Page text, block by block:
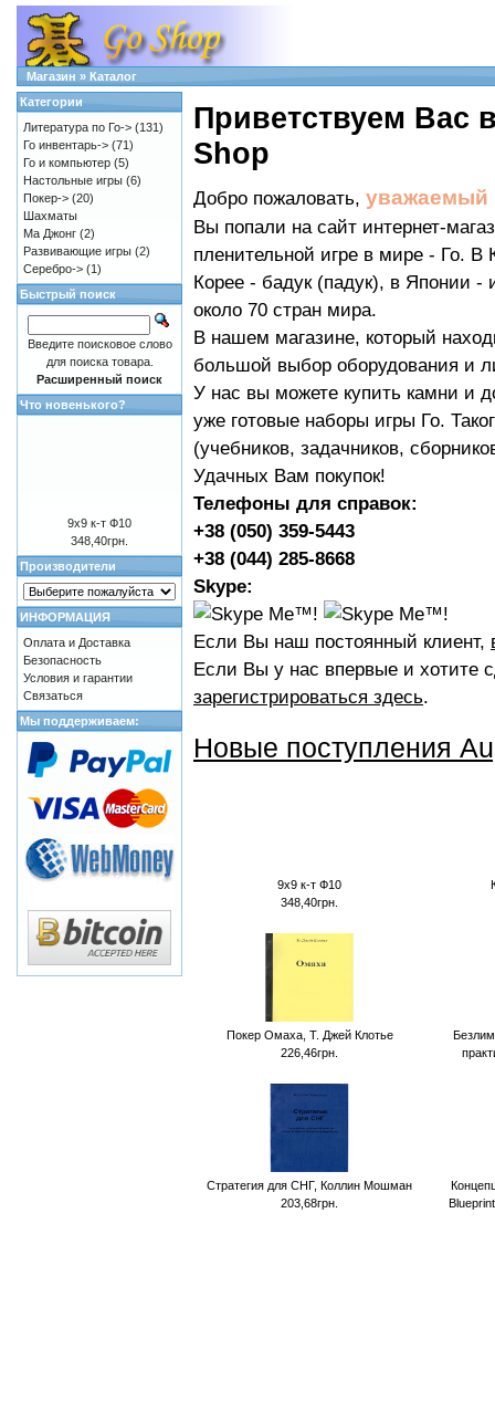
Магазин » Каталог
Приветствуем Вас
Shop
Добро пожаловать, уважаемый
Вы попали на сайт интернет-
пленительной игре в мире - Го. В
Корее - бадук (падук), в Японии -
около 70 стран мира.
В нашем магазине, который
большой выбор оборудования и
У нас вы можете купить камни и
уже готовые наборы игры Го.
(учебников, задачников,
Удачных Вам покупок!
Телефоны для справок:
+38 (050) 359-5443
+38 (044) 285-8668
Skype:
Если Вы наш постоянный клиент,
Если Вы у нас впервые и хотите
зарегистрироваться здесь.
Новые поступления
9х9 к-т Ф10
348,40грн.
Покер Омаха, Т. Джей Клотье
226,46грн.
Стратегия для СНГ, Коллин Мошман
203,68грн.
Категории
Литература по Го-> (131)
Го инвентарь-> (71)
Го и компьютер (5)
Настольные игры (6)
Покер-> (20)
Шахматы
Ма Джонг (2)
Развивающие игры (2)
Серебро-> (1)
Быстрый поиск
Введите поисковое слово
для поиска товара.
Расширенный поиск
Что новенького?
9х9 к-т Ф10
348,40грн.
Производители
ИНФОРМАЦИЯ
Оплата и Доставка
Безопасность
Условия и гарантии
Связаться
Мы поддерживаем: